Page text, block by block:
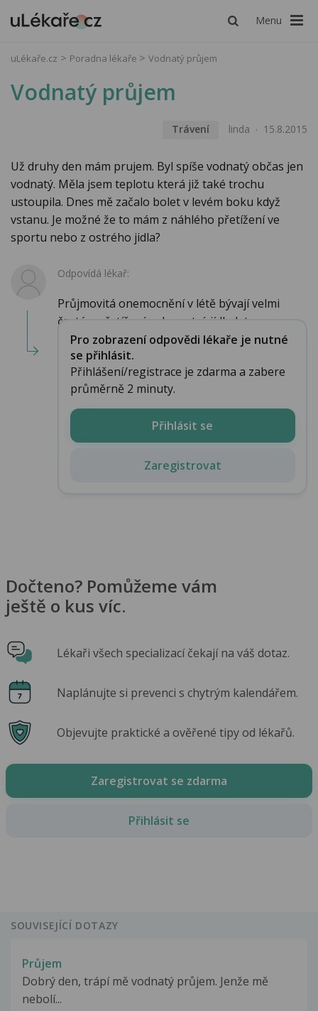
Menu
uLékaře.cz Poradna lékaře Vodnatý průjem
Vodnatý průjem
Trávení linda 15.8.2015
Už druhy den mám prujem. Byl spíše vodnatý občas jen
vodnatý. Měla jsem teplotu která již také trochu
ustoupila. Dnes mě začalo bolet v levém boku když
vstanu. Je možné že to mám z náhlého přetížení ve
sportu nebo z ostrého jidla?
Odpovídá lékař:
Průjmovitá onemocnění v létě bývají velmi
častá a přetížení nebo ostré jídlo k tomu ...
Pro zobrazení odpovědi lékaře je nutné
se přihlásit.
Přihlášení/registrace je zdarma a zabere
průměrně 2 minuty.
Přihlásit se
Zaregistrovat
Dočteno? Pomůžeme vám
ještě o kus víc.
Lékaři všech specializací čekají na váš dotaz.
Naplánujte si prevenci s chytrým kalendářem.
Objevujte praktické a ověřené tipy od lékařů.
Zaregistrovat se zdarma
Přihlásit se
SOUVISEJÍCÍ DOTAZY
Průjem
Dobrý den, trápí mě vodnatý průjem. Jenže mě
nebolí...